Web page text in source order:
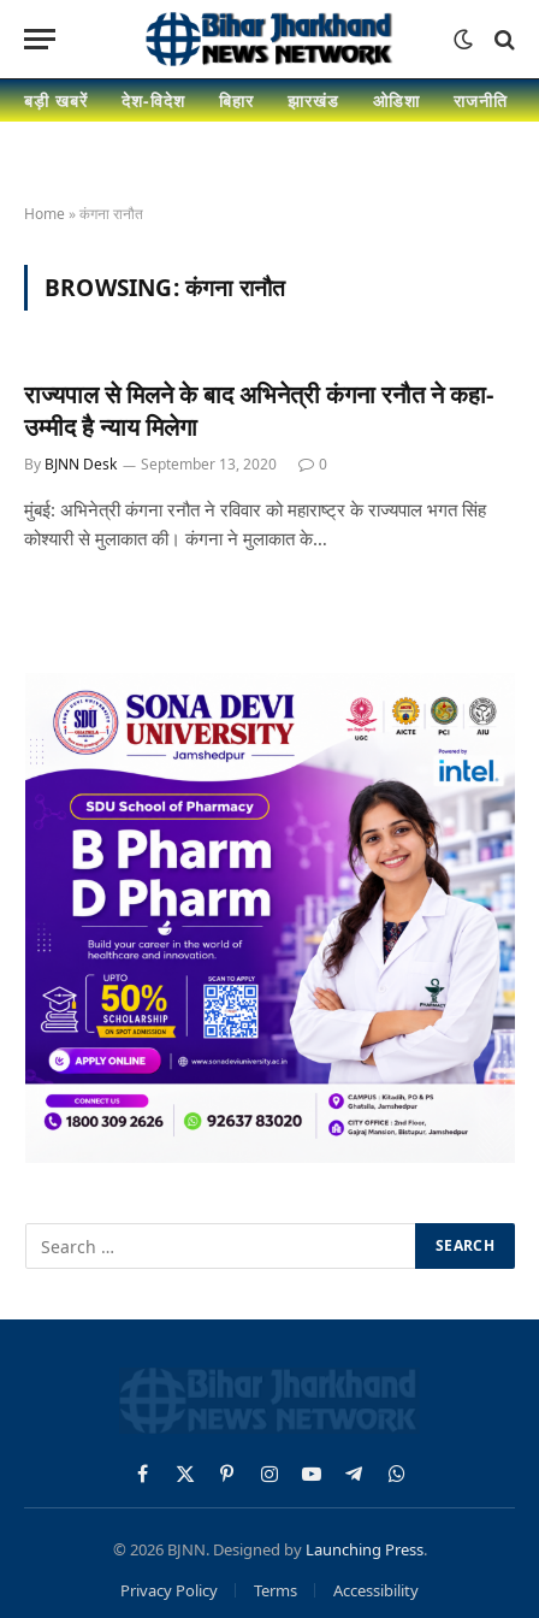
बड़ी खबरें देश-विदेश बिहार झारखंड ओडिशा राजनीति
Home »कंगना रानौत
BROWSING:कंगना रानौत
राज्यपाल से मिलने के बाद अभिनेत्री कंगना रनौत ने कहा-
उम्मीद है न्याय मिलेगा
By BJNN Desk September 13, 2020 0
मुंबई: अभिनेत्री कंगना रनौत ने रविवार को महाराष्ट्र के राज्यपाल भगत सिंह
कोश्यारी से मुलाकात की। कंगना ने मुलाकात के…
Facebook
X
(Twitter)
PinterestInstagram
YouTubeTelegramWhatsApp
© 2026 BJNN. Designed by Launching Press.
Privacy Policy
Terms Accessibility